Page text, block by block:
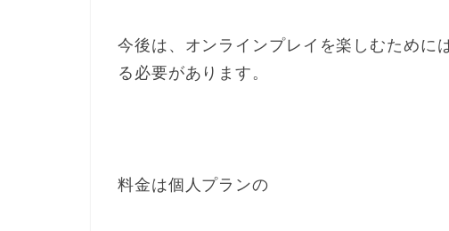
今後は、オンラインプレイを楽しむため
る必要があります。
料金は個人プランの